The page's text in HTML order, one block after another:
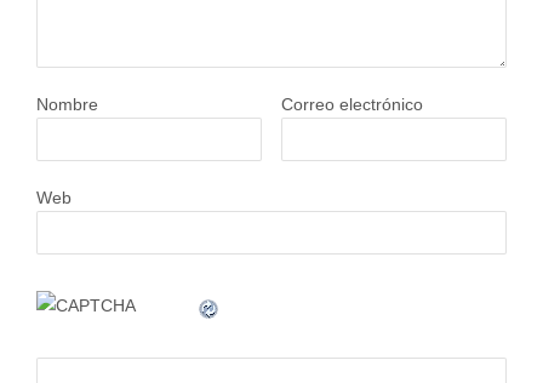
Nombre Correo electrónico
Web